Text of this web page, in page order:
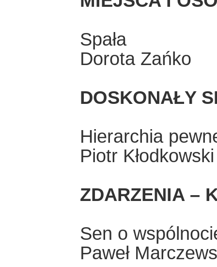
Spała
Dorota Zańko
DOSKONAŁY
Hierarchia
Piotr Kłodkowski
ZDARZENIA –
Sen o
Paweł